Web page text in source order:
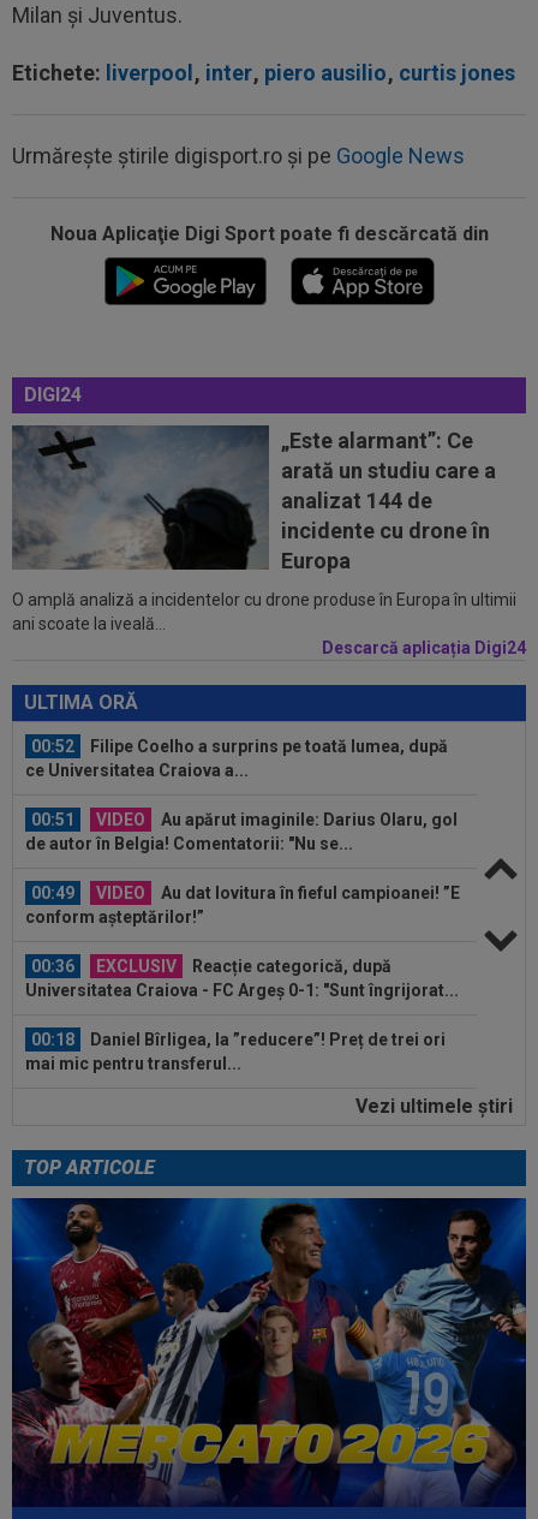
Milan și Juventus.
Etichete: liverpool , inter, piero ausilio, curtis jones
Urmărește știrile digisport.ro și pe Google News
Noua Aplicaţie Digi Sport poate fi descărcată din
DIGI24
„Este alarmant”: Ce
arată un studiu care a
analizat 144 de
incidente cu drone în
Europa
O amplă analiză a incidentelor cu drone produse în Europa în ultimii
ani scoate la iveală...
Descarcă aplicația Digi24
ULTIMA ORĂ
VIDEO
Au dat lovitura în fieful campioanei! ”E
00:36 EXCLUSIV
Reacție categorică, după
Universitatea Craiova - FC Argeș 0-1: "Sunt îngrijorat...
00:18
Daniel Bîrligea, la ”reducere”! Preț de trei ori
mai mic pentru transferul...
00:10
Reacția lui Adrian Rus, după Universitatea
Craiova - FC Argeș 0-1: "Mândru de...
00:03 EXCLUSIV
Jucătorul "cu mobilitate de
șifonier" l-a uimit și pe Radu Naum, la Craiova...
Craiova - FC Argeș 0-1! Ce i-a spus lui Gigi...
00:52
Filipe Coelho a surprins pe toată lumea, după
ce Universitatea Craiova a...
00:51 VIDEO
Au apărut imaginile: Darius Olaru, gol
de autor în Belgia! Comentatorii: "Nu se...
00:49 VIDEO
Au dat lovitura în fieful campioanei! ”E
conform așteptărilor!”
00:36 EXCLUSIV
Reacție categorică, după
Universitatea Craiova - FC Argeș 0-1: "Sunt îngrijorat...
00:18
Daniel Bîrligea, la ”reducere”! Preț de trei ori
mai mic pentru transferul...
Reacția lui Adrian Rus, după Universitatea
00:03 EXCLUSIV
Jucătorul "cu mobilitate de
șifonier" l-a uimit și pe Radu Naum, la Craiova...
00:56 VIDEO
Bogdan Andone, pus pe glume după
Craiova - FC Argeș 0-1! Ce i-a spus lui Gigi...
00:52
Filipe Coelho a surprins pe toată lumea, după
ce Universitatea Craiova a...
00:51 VIDEO
Au apărut imaginile: Darius Olaru, gol
de autor în Belgia! Comentatorii: "Nu se...
00:49 VIDEO
Au dat lovitura în fieful campioanei! ”E
conform așteptărilor!”
Vezi ultimele ştiri
TOP ARTICOLE